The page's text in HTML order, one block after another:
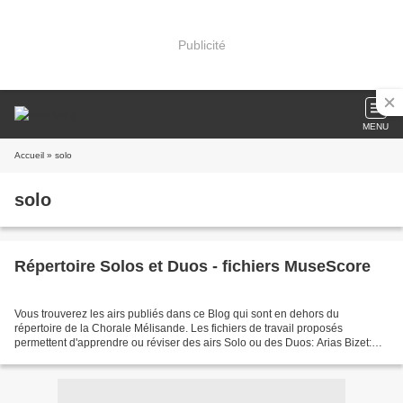
Publicité
MENU
Accueil » solo
solo
Répertoire Solos et Duos - fichiers MuseScore
Vous trouverez les airs publiés dans ce Blog qui sont en dehors du
répertoire de la Chorale Mélisande. Les fichiers de travail proposés
permettent d'apprendre ou réviser des airs Solo ou des Duos: Arias Bizet: